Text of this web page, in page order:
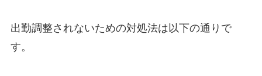
出勤調整されないための対処法は以下の通りで
す。